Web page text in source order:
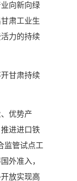
向新向绿
肃工业生
力的持续
甘肃持续
优势产
进进口铁
监管试点工
外准入，
放实现高